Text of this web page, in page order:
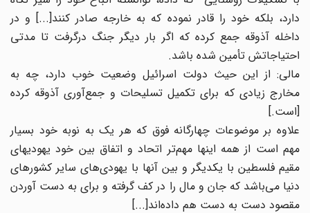
دارد، بلکه خود را قادر نموده که به خارجه صادر کنند[...] و در
داخله آذوقه جمع کرده که اگر بار دیگر جنگ درگرفت تا مدتی
احتیاجاتش تأمین شده باشد.
مالی: از این حیث دولت اسرائیل وضعیت خوب دارد، چه به
مخارج زیادی که برای تکمیل تسلیحات و جمع‌آوری آذوقه کرده
[است.]
علاوه بر موضوعات چهارگانه فوق که هر یک به نوبه خود بسیار
مهم است از همه اینها مهم‌تر اتحاد و اتفاق بین خود یهودیهای
مقیم فلسطین با یکدیگر و بین آنها با یهودی‌های سایر کشورهای
دنیا می‌باشد که جان و مال را در کف گرفته و برای به دست آوردن
مقصود دست به دست هم داده‌اند[...]